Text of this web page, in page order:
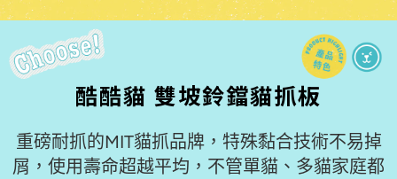
酷酷貓 雙坡鈴鐺貓抓板
重磅耐抓的MIT貓抓品牌，特殊黏合技術不易掉
屑，使用壽命超越平均，不管單貓、多貓家庭都